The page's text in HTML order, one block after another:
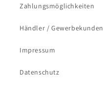
Zahlungsmöglichkeiten
Händler / Gewerbekunden
Impressum
Datenschutz